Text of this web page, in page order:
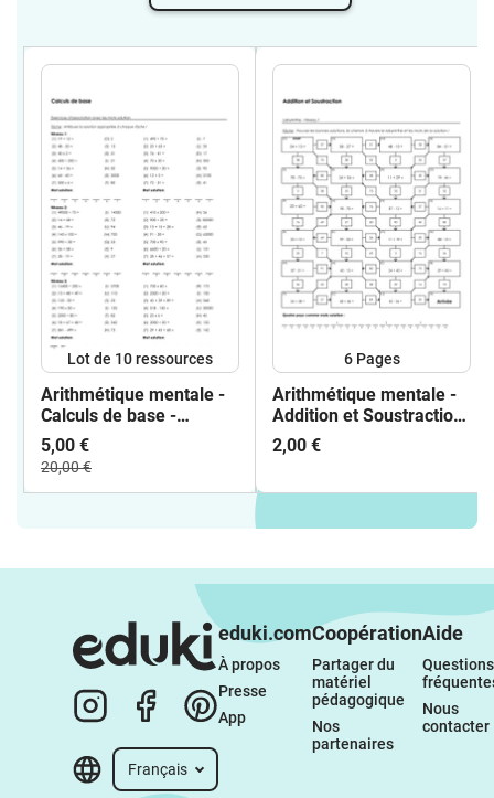
Lot de 10 ressources
Arithmétique mentale -
Calculs de base -
différentes feuilles
d'exercices, jeux et
fiches
5,00 €
20,00 €
6 Pages
Arithmétique mentale -
Addition et Soustraction
- Labyrinthe - (Niveau 1,
Niveau 2, Niveau 3)
2,00 €
Français
eduki.com
À propos
Presse
App
Coopération
Partager du
matériel
pédagogique
Nos
partenaires
Aide
Questions
Nous
contacter